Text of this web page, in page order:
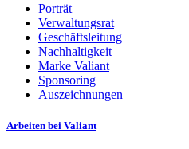
Porträt
Verwaltungsrat
Geschäftsleitung
Nachhaltigkeit
Marke Valiant
Sponsoring
Auszeichnungen
Arbeiten bei Valiant